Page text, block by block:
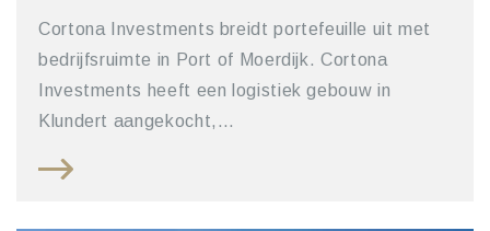
Cortona Investments breidt portefeuille uit met
bedrijfsruimte in Port of Moerdijk. Cortona
Investments heeft een logistiek gebouw in
Klundert aangekocht,…